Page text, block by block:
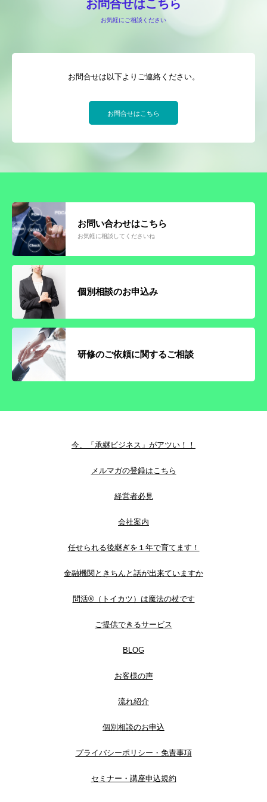
お問合せはこちら
お気軽にご相談ください
お問合せは以下よりご連絡ください。
お問合せはこちら
お問い合わせはこちら
お気軽に相談してくださいね
個別相談のお申込み
研修のご依頼に関するご相談
今、「承継ビジネス」がアツい！！
メルマガの登録はこちら
経営者必見
会社案内
任せられる後継ぎを１年で育てます！
金融機関ときちんと話が出来ていますか
問活®（トイカツ）は魔法の杖です
ご提供できるサービス
BLOG
お客様の声
流れ紹介
個別相談のお申込
プライバシーポリシー・免責事項
セミナー・講座申込規約